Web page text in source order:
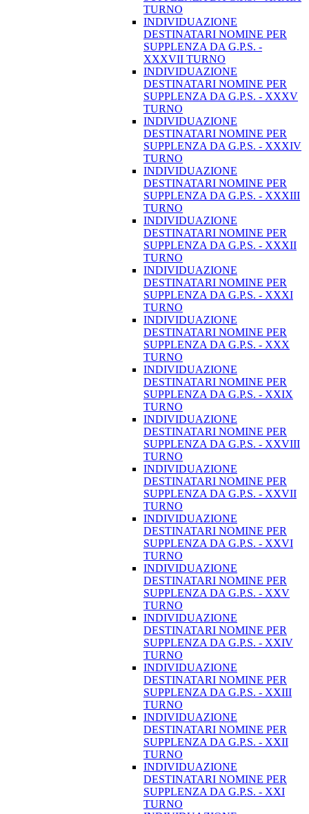
TURNO
INDIVIDUAZIONE
DESTINATARI NOMINE PER
SUPPLENZA DA G.P.S. -
XXXVII TURNO
INDIVIDUAZIONE
DESTINATARI NOMINE PER
SUPPLENZA DA G.P.S. - XXXV
TURNO
INDIVIDUAZIONE
DESTINATARI NOMINE PER
SUPPLENZA DA G.P.S. - XXXIV
TURNO
INDIVIDUAZIONE
DESTINATARI NOMINE PER
SUPPLENZA DA G.P.S. - XXXIII
TURNO
INDIVIDUAZIONE
DESTINATARI NOMINE PER
SUPPLENZA DA G.P.S. - XXXII
TURNO
INDIVIDUAZIONE
DESTINATARI NOMINE PER
SUPPLENZA DA G.P.S. - XXXI
TURNO
INDIVIDUAZIONE
DESTINATARI NOMINE PER
SUPPLENZA DA G.P.S. - XXX
TURNO
INDIVIDUAZIONE
DESTINATARI NOMINE PER
SUPPLENZA DA G.P.S. - XXIX
TURNO
INDIVIDUAZIONE
DESTINATARI NOMINE PER
SUPPLENZA DA G.P.S. - XXVIII
TURNO
INDIVIDUAZIONE
DESTINATARI NOMINE PER
SUPPLENZA DA G.P.S. - XXVII
TURNO
INDIVIDUAZIONE
DESTINATARI NOMINE PER
SUPPLENZA DA G.P.S. - XXVI
TURNO
INDIVIDUAZIONE
DESTINATARI NOMINE PER
SUPPLENZA DA G.P.S. - XXV
TURNO
INDIVIDUAZIONE
DESTINATARI NOMINE PER
SUPPLENZA DA G.P.S. - XXIV
TURNO
INDIVIDUAZIONE
DESTINATARI NOMINE PER
SUPPLENZA DA G.P.S. - XXIII
TURNO
INDIVIDUAZIONE
DESTINATARI NOMINE PER
SUPPLENZA DA G.P.S. - XXII
TURNO
INDIVIDUAZIONE
DESTINATARI NOMINE PER
SUPPLENZA DA G.P.S. - XXI
TURNO